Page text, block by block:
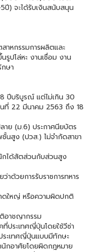
) จะได้รับเงินสนับสนุน
าหกรรมการผลิตและ
รูปโล่หะ งานเชื่อม งาน
ษา
ปีบริบูรณ์ แต่ไม่เกิน 30
ที่ 22 มีนาคม 2563 ถึง 18
าย (ม.6) ประกาศนียบัตร
นสูง (ปวส.) ไม่จำกัดสาขา
กได้สัตส่วนกับส่วนสูง
าด้วยการรับราซการทหาร
ดใหญ่ หรือความผิดปกติ
อาชญากรรม
ประเทศญี่ปุ่นโดยใช้วีซ่า
ระเทศญี่ปุ่นแบบมีทักษะ
นักอาศัยโดยผิดกฎหมาย